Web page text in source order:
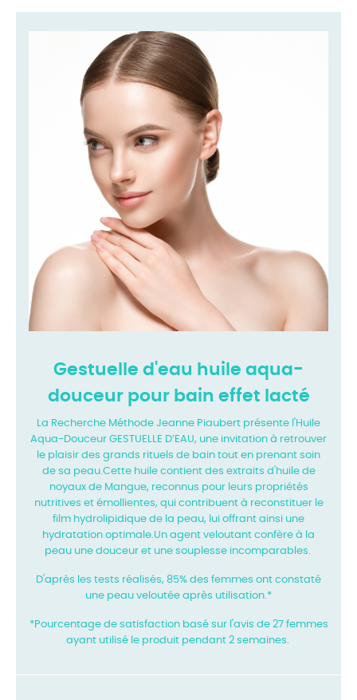
Gestuelle d'eau huile aqua-
douceur pour bain effet lacté
La Recherche Méthode Jeanne Piaubert présente l'Huile
Aqua-Douceur GESTUELLE D’EAU, une invitation à retrouver
le plaisir des grands rituels de bain tout en prenant soin
de sa peau.Cette huile contient des extraits d'huile de
noyaux de Mangue, reconnus pour leurs propriétés
nutritives et émollientes, qui contribuent à reconstituer le
film hydrolipidique de la peau, lui offrant ainsi une
hydratation optimale.Un agent veloutant confère à la
peau une douceur et une souplesse incomparables.
D'après les tests réalisés, 85% des femmes ont constaté
une peau veloutée après utilisation.*
*Pourcentage de satisfaction basé sur l'avis de 27 femmes
ayant utilisé le produit pendant 2 semaines.